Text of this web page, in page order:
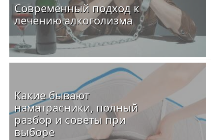
Современный подход к
лечению алкоголизма
Какие бывают
наматрасники, полный
разбор и советы при
выборе